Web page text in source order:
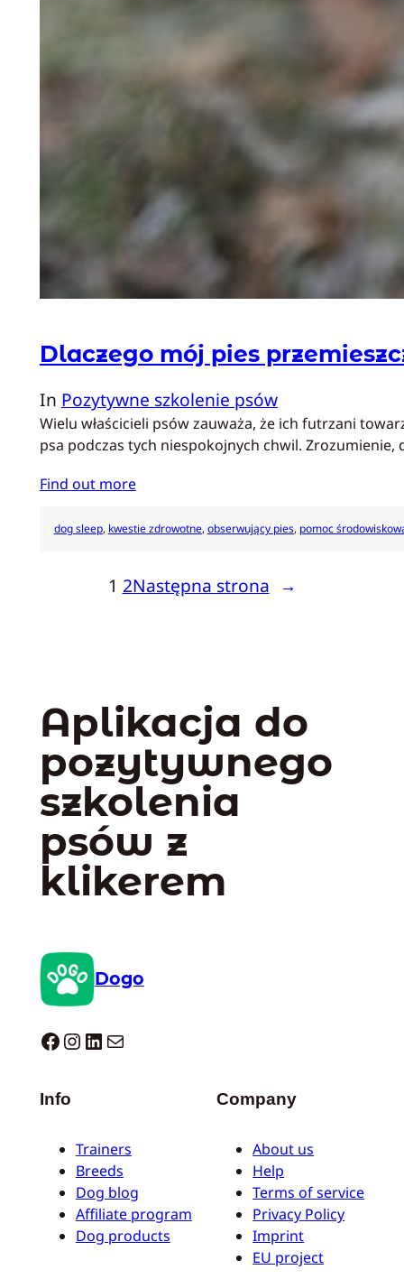
Dlaczego mój pies
In Pozytywne szkolenie psów
Wielu właścicieli psów zauważa, że ich futrzani
psa podczas tych niespokojnych chwil.
Find out more
dog sleep, kwestie zdrowotne, obserwujący pies, pomoc
1 2Następna strona →
Aplikacja do
pozytywnego
szkolenia
psów z
klikerem
Dogo
Dogo facebook InstagramLinkedIn Mail
Info
Trainers
Breeds
Dog blog
Affiliate program
Dog products
Company
About us
Help
Terms of service
Privacy Policy
Imprint
EU project